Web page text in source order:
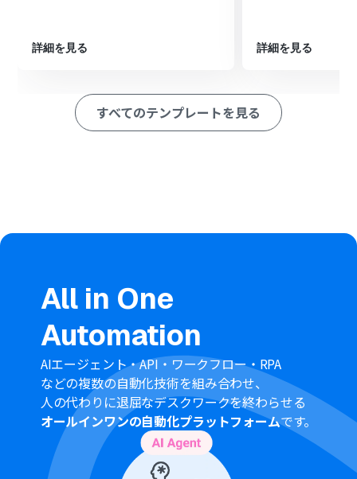
るために任意のaudience_idを設定してください。
分岐機能では、特定のタグが付いた購読者のみを同期す
るなど、ユーザーの運用に合わせた分岐条件を任意で設定
■注意事項
間隔を選択できます。プランによって最短の起動間隔が異
なりますので、ご注意ください。
分岐はパーソナルプラン以上のプランでご利用いただけ
る機能（オペレーション）となっております。フリープラ
ンの場合は設定しているフローボットのオペレーション
はエラーとなりますので、ご注意ください。
パーソナルプランなどの有料プランは、2週間の無料トラ
イアルを行うことが可能です。無料トライアル中には制限
対象のアプリや機能（オペレーション）を使用すること
ができます。詳しくは、「料金プランのページ
」をご参照
ください。
詳細を見る 詳細を見る
すべてのテンプレートを見る
All in One
Automation
AIエージェント・API・ワークフロー・RPA
などの複数の自動化技術を組み合わせ、
人の代わりに退屈なデスクワークを終わらせる
オールインワンの自動化プラットフォームです。